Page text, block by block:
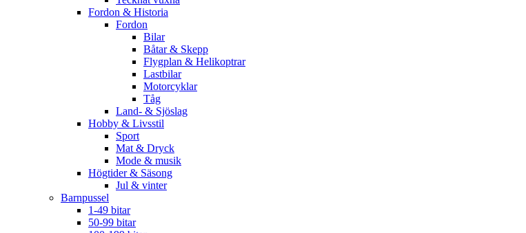
Fordon & Historia
Fordon
Bilar
Båtar & Skepp
Flygplan & Helikoptrar
Lastbilar
Motorcyklar
Tåg
Land- & Sjöslag
Hobby & Livsstil
Sport
Mat & Dryck
Mode & musik
Högtider & Säsong
Jul & vinter
Barnpussel
1-49 bitar
50-99 bitar